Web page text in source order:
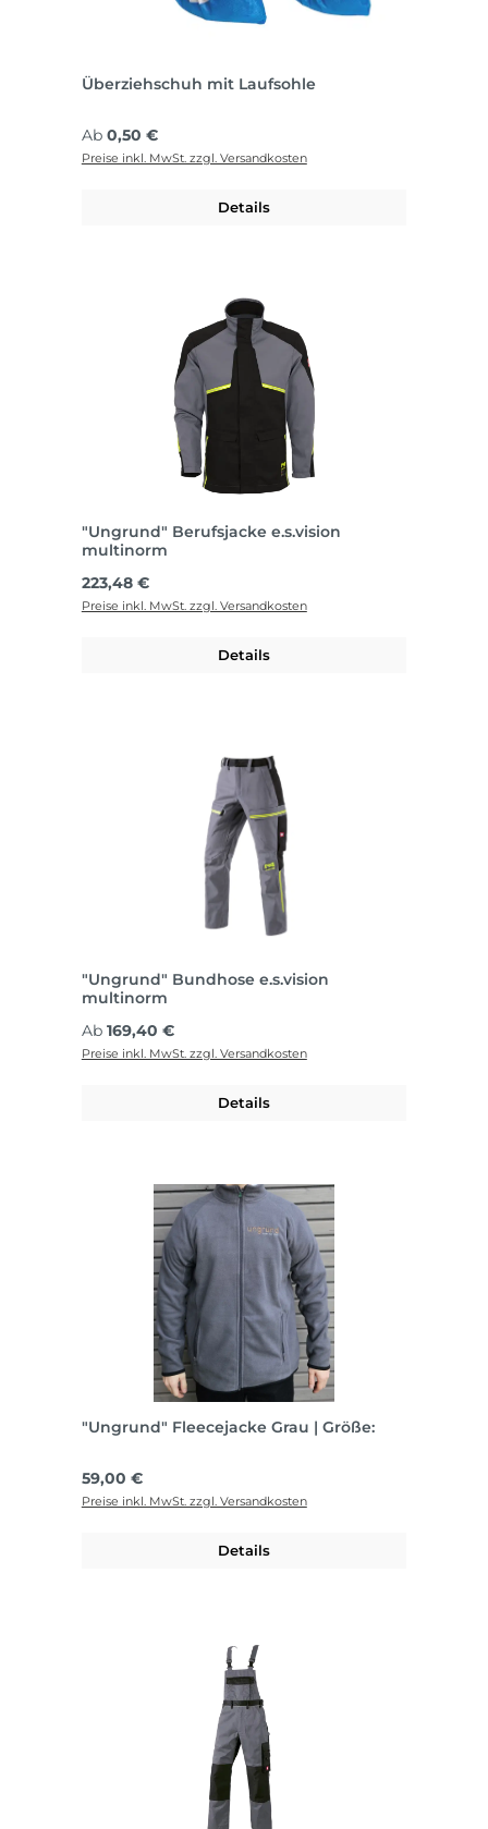
Überziehschuh mit Laufsohle
Regulärer Preis:
Ab 0,50 €
Preise inkl. MwSt. zzgl. Versandkosten
Details
"Ungrund" Berufsjacke e.s.vision
multinorm
Regulärer Preis:
223,48 €
Preise inkl. MwSt. zzgl. Versandkosten
Details
"Ungrund" Bundhose e.s.vision
multinorm
Regulärer Preis:
Ab 169,40 €
Preise inkl. MwSt. zzgl. Versandkosten
Details
"Ungrund" Fleecejacke Grau | Größe:
Regulärer Preis:
59,00 €
Preise inkl. MwSt. zzgl. Versandkosten
Details